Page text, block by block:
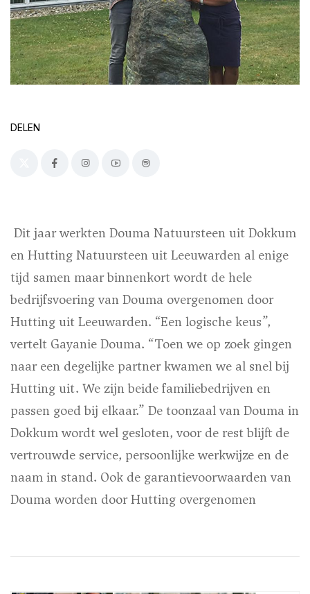
DELEN
Dit jaar werkten Douma Natuursteen uit Dokkum
en Hutting Natuursteen uit Leeuwarden al enige
tijd samen maar binnenkort wordt de hele
bedrijfsvoering van Douma overgenomen door
Hutting uit Leeuwarden. “Een logische keus”,
vertelt Gayanie Douma. “Toen we op zoek gingen
naar een degelijke partner kwamen we al snel bij
Hutting uit. We zijn beide familiebedrijven en
passen goed bij elkaar.” De toonzaal van Douma in
Dokkum wordt wel gesloten, voor de rest blijft de
vertrouwde service, persoonlijke werkwijze en de
naam in stand. Ook de garantievoorwaarden van
Douma worden door Hutting overgenomen